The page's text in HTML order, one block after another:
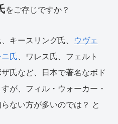
をご存じですか？
キースリング氏、 ウヴェ
氏、ワレス氏、フェルト
氏など、日本で著名なボド
が、フィル・ウォーカー・
ない方が多いのでは？ と